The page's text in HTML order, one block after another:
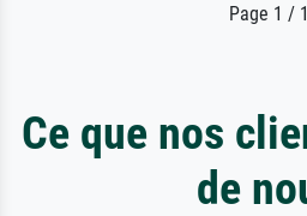
Page 1 / 1
Ce que nos
de